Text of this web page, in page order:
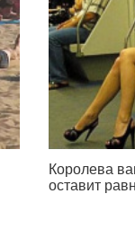
Королева
оставит